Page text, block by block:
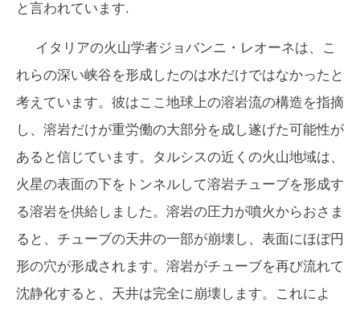
と言われています.
イタリアの火山学者ジョバンニ・レオーネは、こ
れらの深い峡谷を形成したのは水だけではなかったと
考えています。彼はここ地球上の溶岩流の構造を指摘
し、溶岩だけが重労働の大部分を成し遂げた可能性が
あると信じています。タルシスの近くの火山地域は、
火星の表面の下をトンネルして溶岩チューブを形成す
る溶岩を供給しました。溶岩の圧力が噴火からおさま
ると、チューブの天井の一部が崩壊し、表面にほぼ円
形の穴が形成されます。溶岩がチューブを再び流れて
沈静化すると、天井は完全に崩壊します。これによ